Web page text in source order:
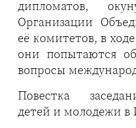
дипломатов,
Организации
её комитетов, в
они попытаются
вопросы
Повестка
детей и молодежи в